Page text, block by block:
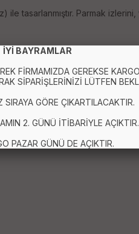
ile tasarlanmıştır. Parmak
İYİ BAYRAMLAR
FİRMAMIZDA GEREKSE
SİPARİŞLERİNİZİ LÜTFEN
SIRAYA GÖRE ÇIKARTILACAKTIR.
2. GÜNÜ İTİBARİYLE AÇIKTIR.
PAZAR GÜNÜ DE AÇIKTIR.